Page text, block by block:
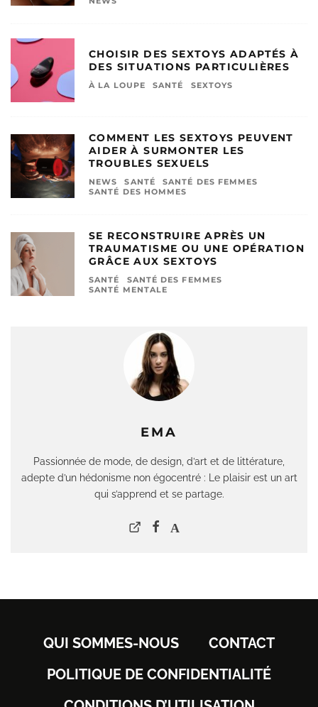
EMA
Passionnée de mode, de design, d’art et de littérature,
adepte d’un hédonisme non égocentré : Le plaisir est un art
qui s’apprend et se partage.
CHOISIR DES SEXTOYS ADAPTÉS À
DES SITUATIONS PARTICULIÈRES
À LA LOUPE SANTÉ SEXTOYS
COMMENT LES SEXTOYS PEUVENT
AIDER À SURMONTER LES
TROUBLES SEXUELS
NEWS SANTÉ
SANTÉ DES FEMMES
SANTÉ DES HOMMES
SE RECONSTRUIRE APRÈS UN
TRAUMATISME OU UNE OPÉRATION
GRÂCE AUX SEXTOYS
SANTÉ
SANTÉ DES FEMMES
SANTÉ MENTALE
QUI SOMMES-NOUS
CONTACT
POLITIQUE DE CONFIDENTIALITÉ